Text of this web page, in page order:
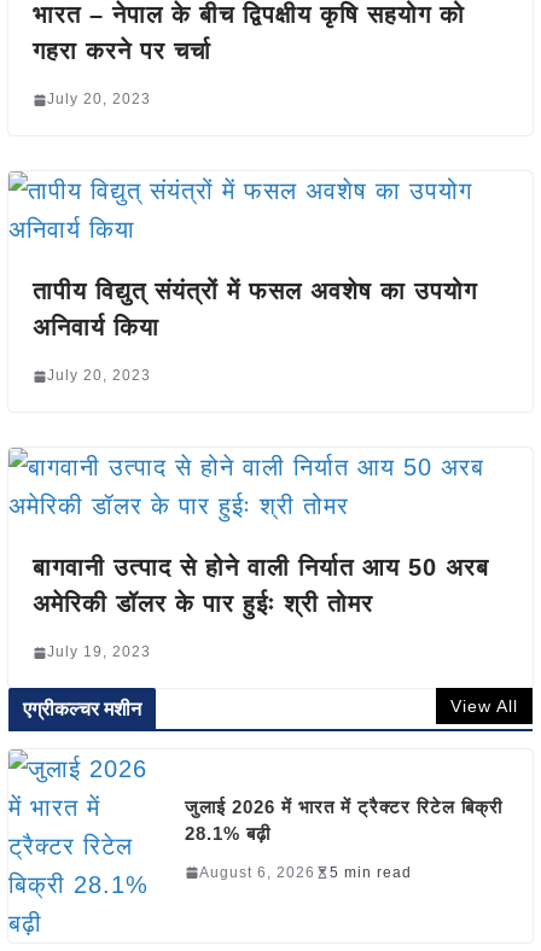
भारत – नेपाल के बीच द्विपक्षीय कृषि सहयोग को
गहरा करने पर चर्चा
July 20, 2023
तापीय विद्युत् संयंत्रों में फसल अवशेष का उपयोग
अनिवार्य किया
July 20, 2023
बागवानी उत्पाद से होने वाली निर्यात आय 50 अरब
अमेरिकी डॉलर के पार हुईः श्री तोमर
July 19, 2023
एग्रीकल्चर मशीन View All
जुलाई 2026 में भारत में ट्रैक्टर रिटेल बिक्री
28.1% बढ़ी
August 6, 2026 5 min read